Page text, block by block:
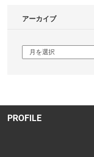
アーカイブ
PROFILE